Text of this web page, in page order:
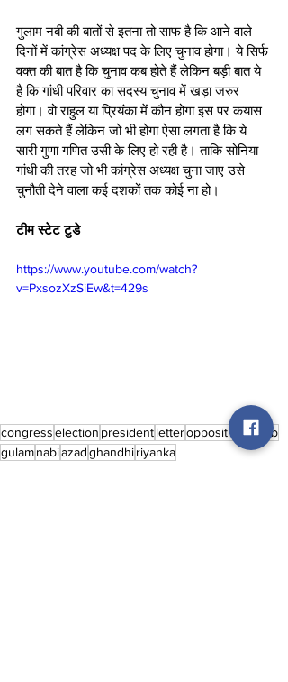
गुलाम नबी की बातों से इतना तो साफ है कि आने वाले
दिनों में कांग्रेस अध्यक्ष पद के लिए चुनाव होगा। ये सिर्फ
वक्त की बात है कि चुनाव कब होते हैं लेकिन बड़ी बात ये
है कि गांधी परिवार का सदस्य चुनाव में खड़ा जरुर
होगा। वो राहुल या प्रियंका में कौन होगा इस पर कयास
लग सकते हैं लेकिन जो भी होगा ऐसा लगता है कि ये
सारी गुणा गणित उसी के लिए हो रही है। ताकि सोनिया
गांधी की तरह जो भी कांग्रेस अध्यक्ष चुना जाए उसे
चुनौती देने वाला कई दशकों तक कोई ना हो।
टीम स्टेट टुडे
https://www.youtube.com/watch?
v=PxsozXzSiEw&t=429s
congresselection presidentletteroppositionbomb
gulamnabiazadghandhiriyanka